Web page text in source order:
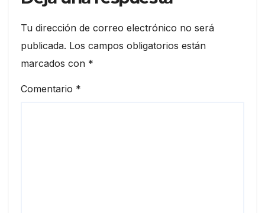
Tu dirección de correo electrónico no será
publicada. Los campos obligatorios están
marcados con *
Comentario *